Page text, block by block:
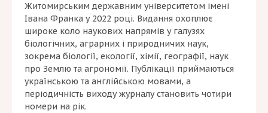
Житомирським державним університетом імені
Івана Франка у 2022 році. Видання охоплює
широке коло наукових напрямів у галузях
біологічних, аграрних і природничих наук,
зокрема біології, екології, хімії, географії, наук
про Землю та агрономії. Публікації приймаються
українською та англійською мовами, а
періодичність виходу журналу становить чотири
номери на рік.